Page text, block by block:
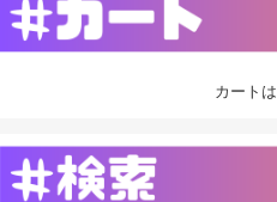
カート